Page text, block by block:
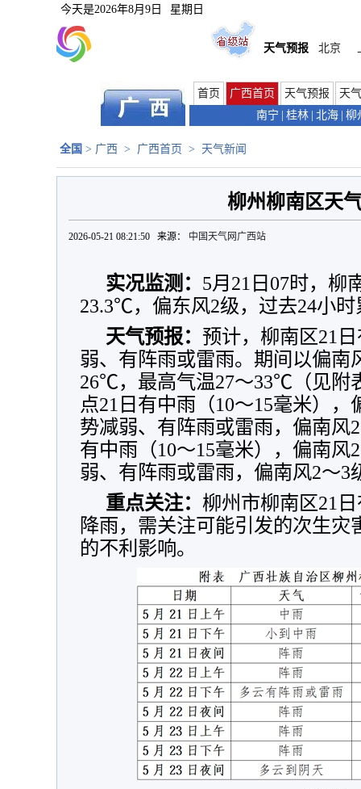
今天是2026年8月9日 星期日
天气预报 北京
首页 广西首页 天气预报
天
南宁
桂林 北海 柳
全国 > 广西 > 广西首页 > 天气新闻
柳州柳南区天
2026-05-21 08:21:50 来源： 中国天气网广西站
实况监测： 5月21日07时，柳
23.3℃，偏东风2级，过去24小
天气预报： 预计，柳南区21
弱、有阵雨或雷雨。期间以偏南
26℃，最高气温27～33℃（见附
点21日有中雨（10～15毫米），
势减弱、有阵雨或雷雨，偏南风
有中雨（10～15毫米），偏南风
弱、有阵雨或雷雨，偏南风2～3
重点关注： 柳州市柳南区21
降雨，需关注可能引发的次生灾
的不利影响。